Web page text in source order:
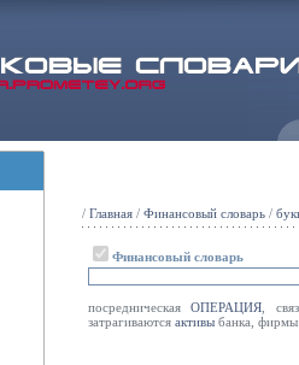
/ Главная / Финансовый словарь /
Финансовый словарь
посредническаяОПЕРАЦИЯ ,
затрагиваются активы банка, фирмы